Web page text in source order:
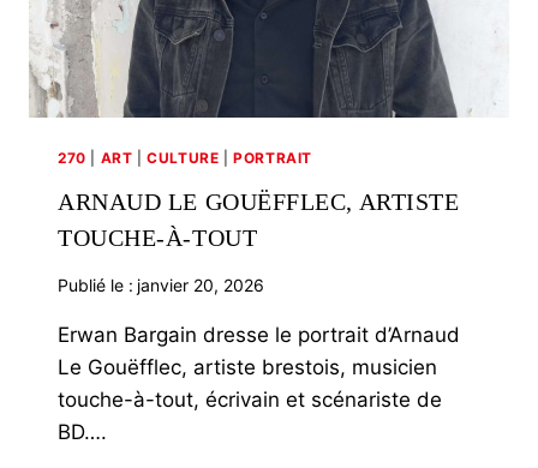
270 ART |CULTURE |PORTRAIT
ARNAUD LE GOUËFFLEC, ARTISTE
TOUCHE-À-TOUT
Publié le : janvier 20, 2026
Erwan Bargain dresse le portrait d’Arnaud
Le Gouëfflec, artiste brestois, musicien
touche-à-tout, écrivain et scénariste de
BD….